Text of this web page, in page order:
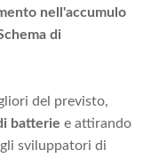
nell'accumulo
di
del previsto,
batterie e attirando
sviluppatori di